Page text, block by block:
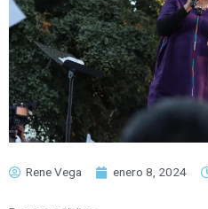
Rene Vega enero 8, 2024